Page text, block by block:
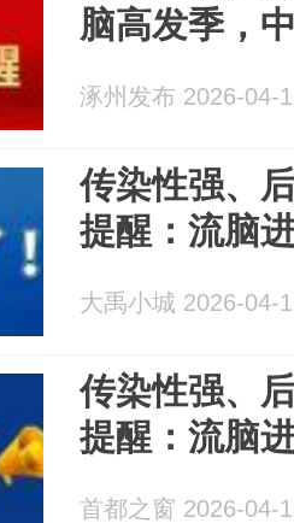
脑高发季，
涿州发布 2026-04-
传染性强、
提醒：流脑
大禹小城 2026-04-
传染性强、
提醒：流脑
首都之窗 2026-04-